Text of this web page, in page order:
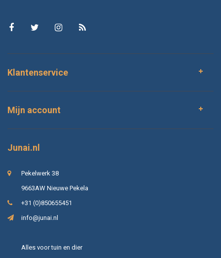
Klantenservice
Mijn account
Junai.nl
Pekelwerk 38
9663AW Nieuwe Pekela
+31 (0)850655451
info@junai.nl
Alles voor tuin en dier